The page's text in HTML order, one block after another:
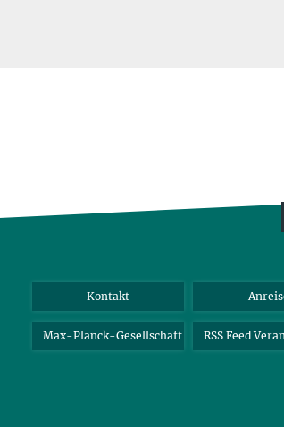
Kontakt
Max-Planck-Gesellschaft RSS Feed